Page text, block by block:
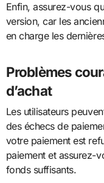
Enfin, assurez-vous
version, car les
en charge les
Problèmes
d’achat
Les utilisateurs
des échecs de
votre paiement est
paiement et assurez-
fonds suffisants.